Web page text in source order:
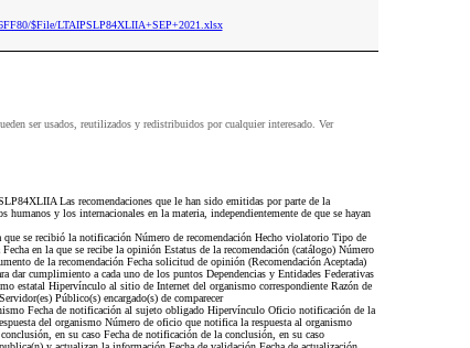
$File/LTAIPSLP84XLIIA+SEP+2021.xlsx
ser usados, reutilizados y redistribuidos por cualquier interesado. Ver
Las recomendaciones que le han sido emitidas por parte de la
y los internacionales en la materia, independientemente de que se hayan
se recibió la notificación Número de recomendación Hecho violatorio Tipo de
en la que se recibe la opinión Estatus de la recomendación (catálogo) Número
de la recomendación Fecha solicitud de opinión (Recomendación Aceptada)
dar cumplimiento a cada uno de los puntos Dependencias y Entidades Federativas
estatal Hipervínculo al sitio de Internet del organismo correspondiente Razón de
Público(s) encargado(s) de comparecer
Fecha de notificación al sujeto obligado Hipervínculo Oficio notificación de la
del organismo Número de oficio que notifica la respuesta al organismo
en su caso Fecha de notificación de la conclusión, en su caso